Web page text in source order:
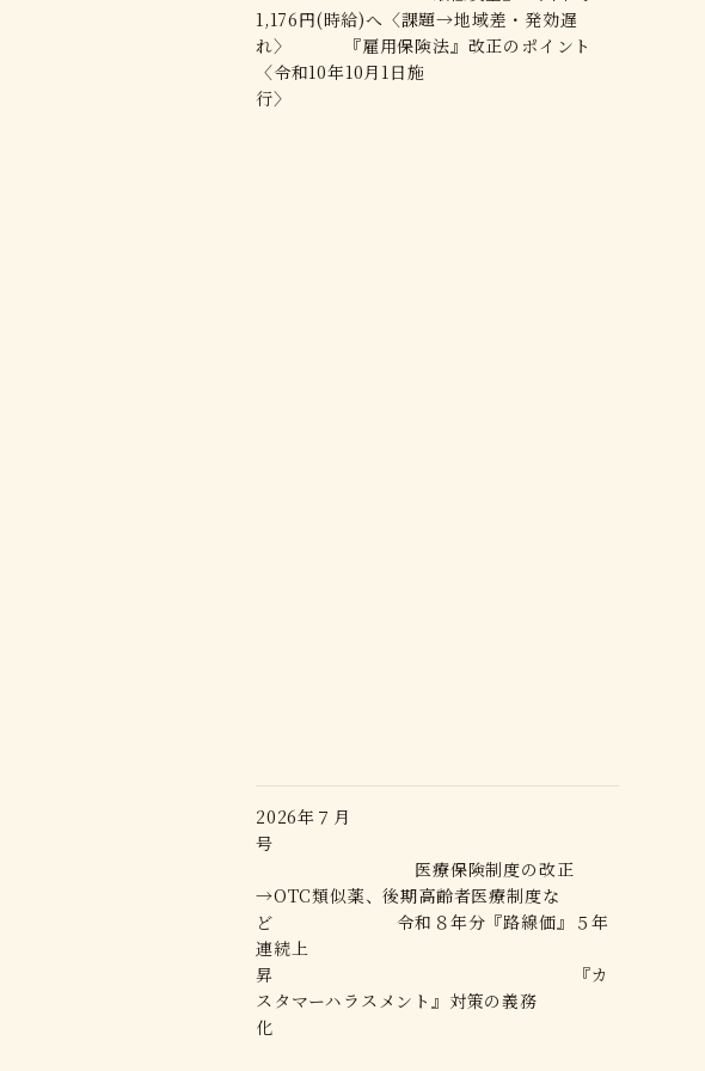
1,176円(時給)へ〈課題→地域差・発効遅
れ〉 『雇用保険法』改正のポイント
〈令和10年10月1日施
行〉
2026年７月
号
医療保険制度の改正
→OTC類似薬、後期高齢者医療制度な
ど 令和８年分『路線価』５年
連続上
昇 『カ
スタマーハラスメント』対策の義務
化